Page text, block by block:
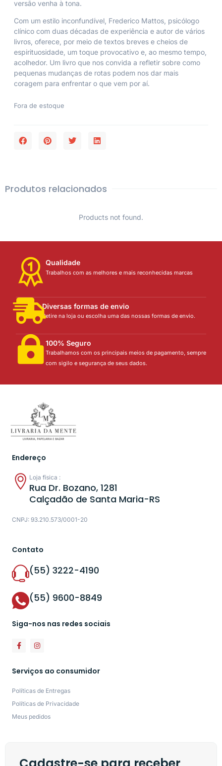
versão venha à tona.
Com um estilo inconfundível, Frederico Mattos, psicólogo
clínico com duas décadas de experiência e autor de vários
livros, oferece, por meio de textos breves e cheios de
espirituosidade, um toque provocativo e, ao mesmo tempo,
acolhedor. Um livro que nos convida a refletir sobre como
pequenas mudanças de rotas podem nos dar mais
coragem para enfrentar o que vem por aí.
Fora de estoque
Produtos relacionados
Products not found.
Qualidade
Trabalhos com as melhores e mais reconhecidas marcas
Diversas formas de envio
Retire na loja ou escolha uma das nossas formas de envio.
100% Seguro
Trabalhamos com os principais meios de pagamento, sempre
com sigilo e segurança de seus dados.
Endereço
Loja física :
Rua Dr. Bozano, 1281
Calçadão de Santa Maria-RS
CNPJ: 93.210.573/0001-20
Contato
(55) 3222-4190
(55) 9600-8849
Siga-nos nas redes sociais
Serviços ao consumidor
Políticas de Entregas
Políticas de Privacidade
Meus pedidos